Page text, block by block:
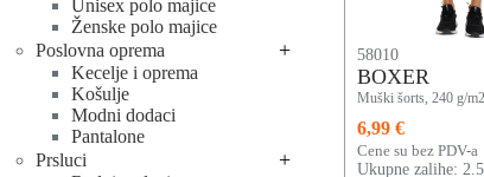
Unisex polo majice
Ženske polo majice
Poslovna oprema
+
Kecelje i oprema
Košulje
Modni dodaci
Pantalone
Prsluci
+
58010
BOXER
Muški šorts, 240 g/m2
6,99 €
Cene su bez PDV-a
Ukupne zalihe: